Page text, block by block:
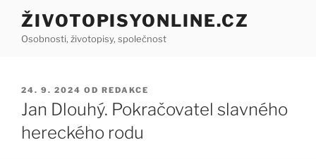
Přejít
obsahu
ŽIVOTOPISYONLINE.CZ
Osobnosti, životopisy, společnost
PUBLIKOVÁNO
24. 9. 2024 OD REDAKCE
Jan Dlouhý. Pokračovatel slavného
hereckého rodu